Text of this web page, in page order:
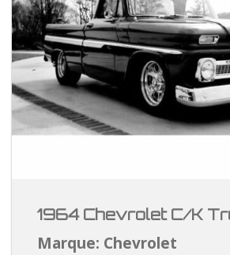
1964 Chevrolet C/K
Marque: Chevrolet